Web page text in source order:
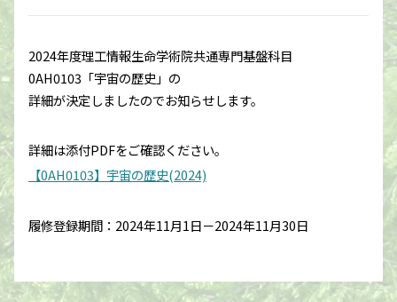
2024年度理工情報生命学術院共通専門基盤科目
0AH0103「宇宙の歴史」の
詳細が決定しましたのでお知らせします。
詳細は添付PDFをご確認ください。
【0AH0103】宇宙の歴史(2024)
履修登録期間：2024年11月1日－2024年11月30日